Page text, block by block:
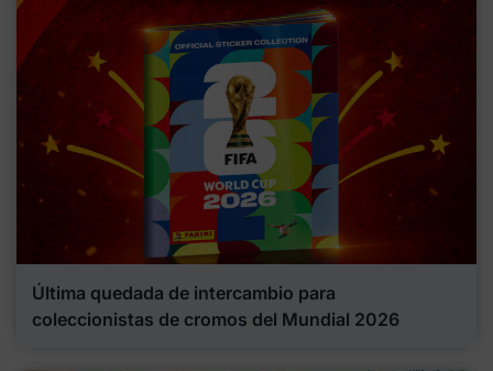
Última quedada de intercambio para
coleccionistas de cromos del Mundial 2026